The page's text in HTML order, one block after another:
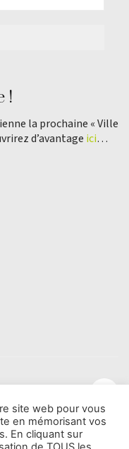
!
la prochaine « Ville
d’avantage ici…
Alpes de
site web pour vous
en mémorisant vos
En cliquant sur